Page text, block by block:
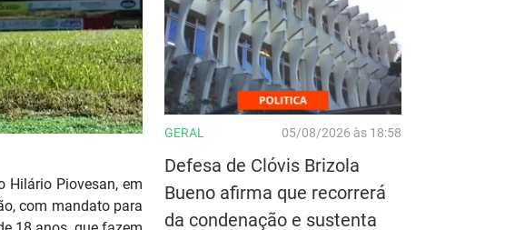
Hilário Piovesan, em
com mandato para
GERAL 05/08/2026 às 18:58
Defesa de Clóvis Brizola
Bueno afirma que recorrerá
da condenação e sustenta